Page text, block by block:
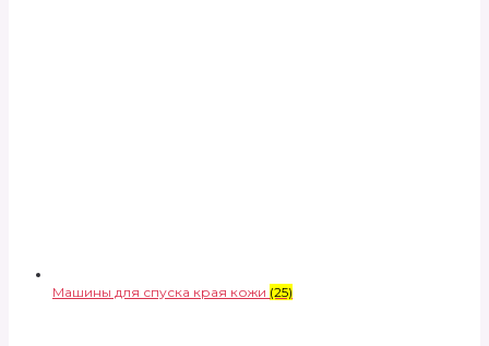
Машины для спуска края кожи (25)